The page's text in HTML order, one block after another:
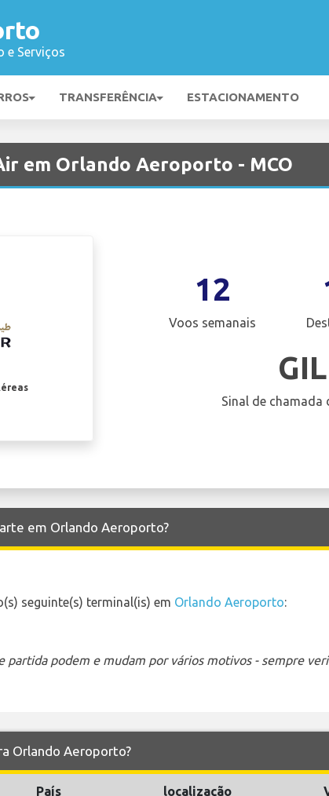
e Serviços
TRANSFERÊNCIA ESTACIONAMENTO
em Orlando Aeroporto - MCO
12
Voos semanais
Sinal de chamada
em Orlando Aeroporto?
seguinte(s) terminal(is) em Orlando Aeroporto:
partida podem e mudam por vários motivos - sempre
Orlando Aeroporto?
País localização